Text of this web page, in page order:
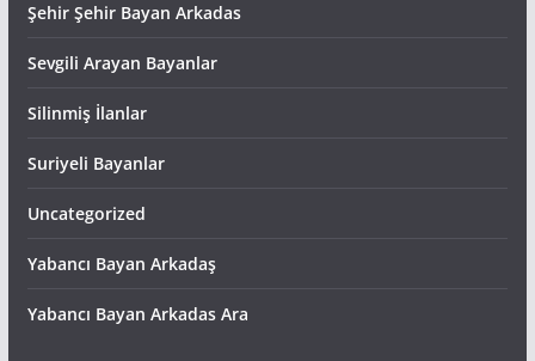
Şehir Şehir Bayan Arkadas
Sevgili Arayan Bayanlar
Silinmiş İlanlar
Suriyeli Bayanlar
Uncategorized
Yabancı Bayan Arkadaş
Yabancı Bayan Arkadas Ara